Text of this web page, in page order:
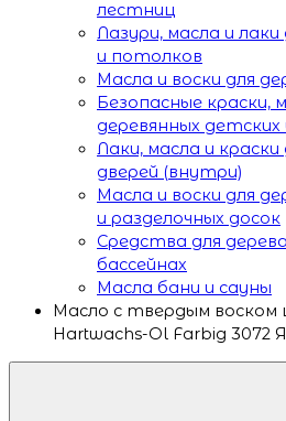
лестниц
Лазури, масла и
и потолков
Масла и воски для
Безопасные краски,
деревянных детских
Лаки, масла и
дверей (внутри)
Масла и воски для
и разделочных досок
Средства для
бассейнах
Масла бани и сауны
Масло с твердым воском
Hartwachs-Ol Farbig 3072